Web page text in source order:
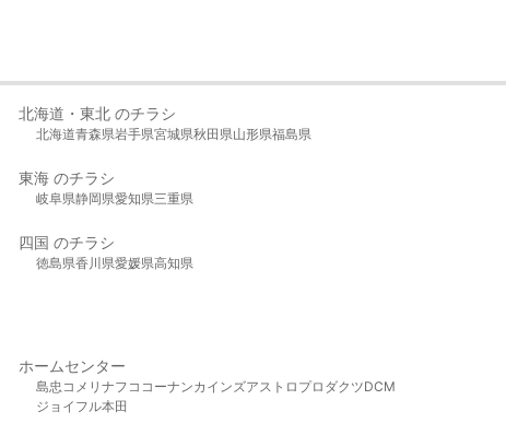
北海道・東北 のチラシ
北海道青森県岩手県宮城県秋田県山形県福島県
東海 のチラシ
岐阜県静岡県愛知県三重県
四国 のチラシ
徳島県香川県愛媛県高知県
ホームセンター
島忠 コメリ ナフコ コーナンカインズアストロプロダクツDCM
ジョイフル本田